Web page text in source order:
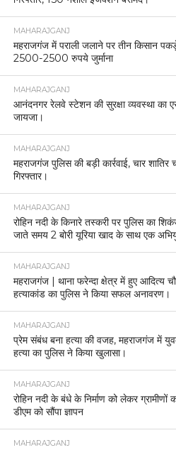
MAHARAJGANJ
महराजगंज में पराली जलाने पर तीन किसान
2500-2500 रुपये जुर्माना
MAHARAJGANJ
आनंदनगर रेलवे स्टेशन की सुरक्षा व्यवस्था का
जायजा।
MAHARAJGANJ
महराजगंज पुलिस की बड़ी कार्रवाई, चार शातिर
गिरफ्तार।
MAHARAJGANJ
रोहिन नदी के किनारे तस्करी पर पुलिस का
जाते समय 2 बोरी यूरिया खाद के साथ एक
MAHARAJGANJ
महराजगंज | थाना फरेन्दा क्षेत्र में हुए आदित्य
हत्याकांड का पुलिस ने किया सफल अनावरण।
MAHARAJGANJ
प्रेम संबंध बना हत्या की वजह, महराजगंज में
हत्या का पुलिस ने किया खुलासा।
MAHARAJGANJ
रोहिन नदी के बंधे के निर्माण को लेकर ग्रामीणों
डीएम को सौंपा ज्ञापन
MAHARAJGANJ